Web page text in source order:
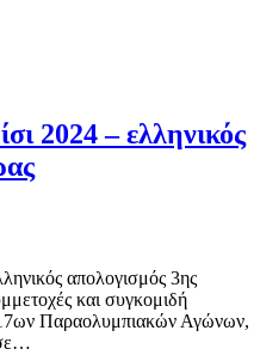
2024 – ελληνικός
απολογισμός 3ης
και συγκομιδή
Παραολυμπιακών Αγώνων,